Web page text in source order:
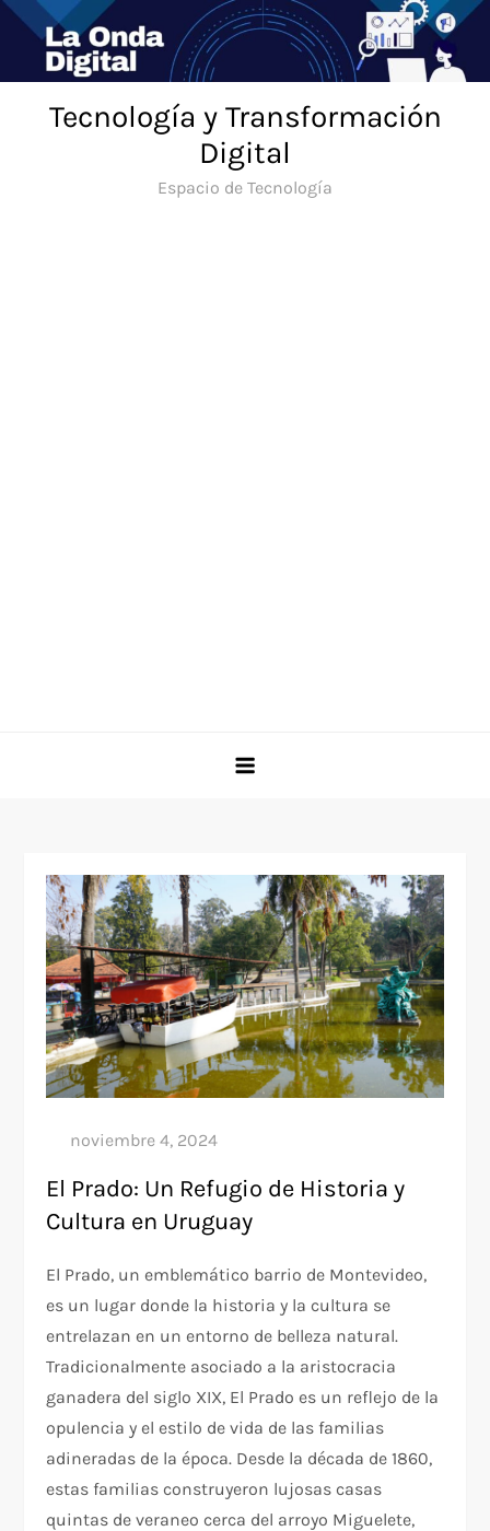
Saltar
contenido
Tecnología y Transformación
Digital
Espacio de Tecnología
El Prado: Un Refugio de Historia y
Cultura en Uruguay
El Prado, un emblemático barrio de Montevideo,
es un lugar donde la historia y la cultura se
entrelazan en un entorno de belleza natural.
Tradicionalmente asociado a la aristocracia
ganadera del siglo XIX, El Prado es un reflejo de la
opulencia y el estilo de vida de las familias
adineradas de la época. Desde la década de 1860,
estas familias construyeron lujosas casas
quintas de veraneo cerca del arroyo Miguelete,